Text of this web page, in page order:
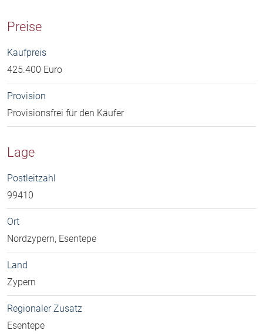
Preise
Kaufpreis
425.400 Euro
Provision
Provisionsfrei für den Käufer
Lage
Postleitzahl
99410
Ort
Nordzypern, Esentepe
Land
Zypern
Regionaler Zusatz
Esentepe